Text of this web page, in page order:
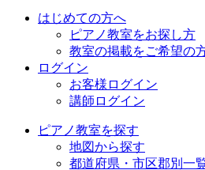
はじめての方へ
ピアノ教室をお探し方
教室の掲載をご希望の
ログイン
お客様ログイン
講師ログイン
ピアノ教室を探す
地図から探す
都道府県・市区郡別一